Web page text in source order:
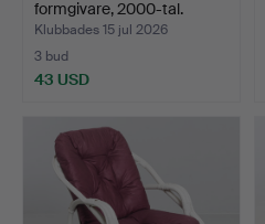
formgivare, 2000-tal.
Klubbades 15 jul 2026
3 bud
43 USD